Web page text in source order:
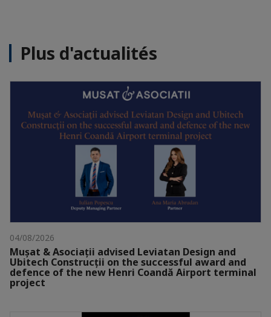
Plus d'actualités
04/08/2026
Mușat & Asociații advised Leviatan Design and
Ubitech Construcții on the successful award and
defence of the new Henri Coandă Airport terminal
project